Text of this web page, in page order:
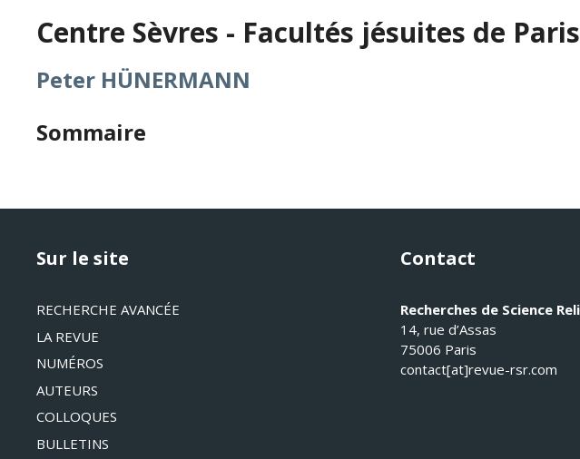
Centre Sèvres - Facultés jésuites de Paris
Peter HÜNERMANN
Sommaire
Sur le site
RECHERCHE AVANCÉE
LA REVUE
NUMÉROS
AUTEURS
COLLOQUES
BULLETINS
Contact
Recherches de Science
14, rue d’Assas
75006 Paris
contact[at]revue-rsr.com